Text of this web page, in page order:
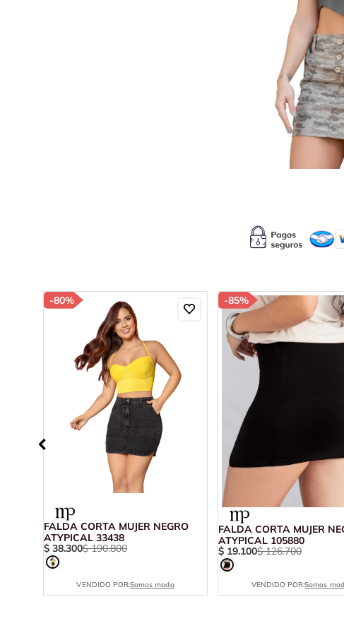
-80%
FALDA CORTA MUJER NEGRO
ATYPICAL 33438
$ 38.300$ 190.800
VENDIDO POR:Somos moda
-85%
FALDA CORTA MUJER
ATYPICAL 105880
$ 19.100$ 126.700
VENDIDO POR:Somos
10
short